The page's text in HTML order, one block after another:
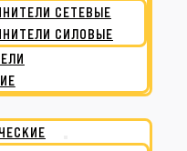
СЕТЕВЫЕ
СИЛОВЫЕ